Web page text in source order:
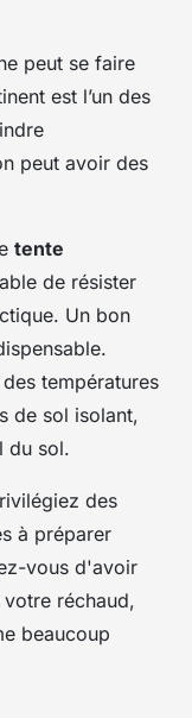
peut se faire
est l’un des
peut avoir des
tente
de résister
Un bon
températures
de sol isolant,
du sol.
des
à préparer
vous d'avoir
réchaud,
beaucoup